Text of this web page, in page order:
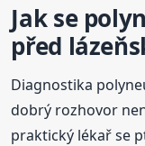
Jak se
před
Diagnostika
dobrý rozhovor
praktický lékař se